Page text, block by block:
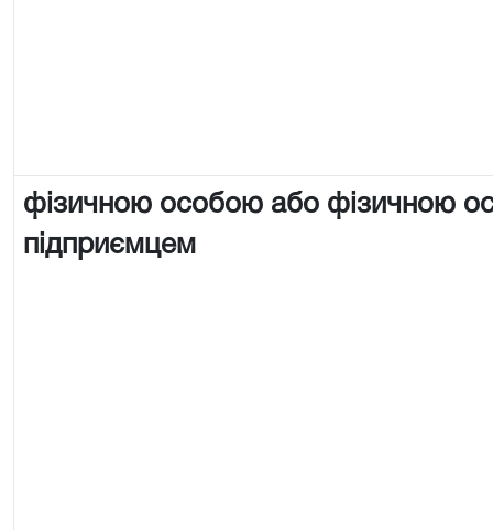
фізичною особою або фізичною
підприємцем